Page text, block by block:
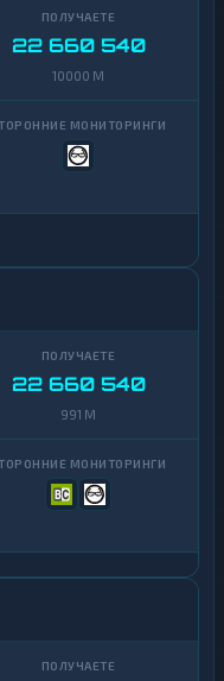
22 660 540
10000 M
22 660 540
991 M